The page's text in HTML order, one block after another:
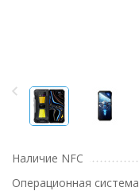
Наличие NFC
Операционная система